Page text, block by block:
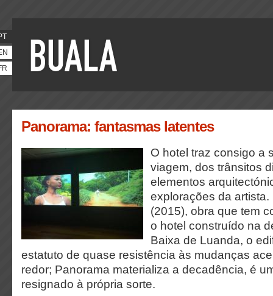
Panorama: fantasmas latentes
O hotel traz consigo a
viagem, dos trânsitos
elementos
explorações da
(2015), obra que tem
o hotel construído na
Baixa de Luanda, o
estatuto de quase resistência às mudanças
redor; Panorama materializa a decadência, é
resignado à própria sorte.